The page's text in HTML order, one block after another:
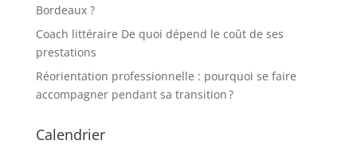
Bordeaux ?
Coach littéraire De quoi dépend le coût de ses
prestations
Réorientation professionnelle : pourquoi se faire
accompagner pendant sa transition ?
Calendrier